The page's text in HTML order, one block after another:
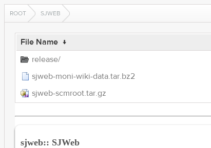
ROOT SJWEB
File Name ↓
release/
sjweb-moni-wiki-data.tar.bz2
sjweb-scmroot.tar.gz
sjweb:: SJWeb